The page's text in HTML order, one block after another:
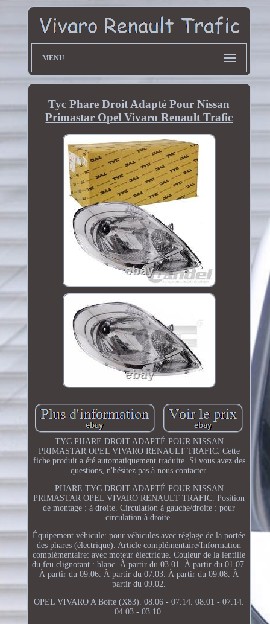
MENU
Tyc Phare Droit Adapté Pour Nissan
Primastar Opel Vivaro Renault Trafic
TYC PHARE DROIT ADAPTÉ POUR NISSAN
PRIMASTAR OPEL VIVARO RENAULT TRAFIC. Cette
fiche produit a été automatiquement traduite. Si vous avez des
questions, n'hésitez pas à nous contacter.
PHARE TYC DROIT ADAPTÉ POUR NISSAN
PRIMASTAR OPEL VIVARO RENAULT TRAFIC. Position
de montage : à droite. Circulation à gauche/droite : pour
circulation à droite.
Équipement véhicule: pour véhicules avec réglage de la portée
des phares (électrique). Article complémentaire/Information
complémentaire: avec moteur électrique. Couleur de la lentille
du feu clignotant : blanc. À partir du 03.01. À partir du 01.07.
À partir du 09.06. À partir du 07.03. À partir du 09.08. À
partir du 09.02.
OPEL VIVARO A Boîte (X83). 08.06 - 07.14. 08.01 - 07.14.
04.03 - 03.10.